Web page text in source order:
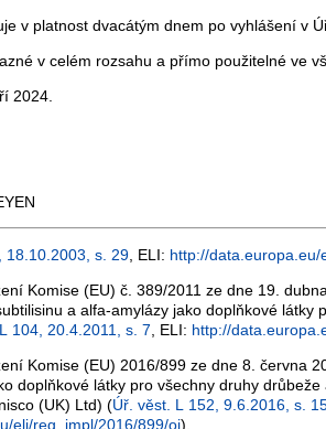
v platnost dvacátým dnem po vyhlášení v
v celém rozsahu a přímo použitelné ve
2024.
18.10.2003, s. 29 , ELI: http://
Komise (EU) č. 389/2011 ze dne 19.
a alfa-amylázy jako doplňkové látky
104, 20.4.2011, s. 7 , ELI: http://
Komise (EU) 2016/899 ze dne 8. června
doplňkové látky pro všechny druhy
(UK) Ltd) (Úř. věst. L 152, 9.6.2016, s.
eli/reg_impl/2016/899/oj).